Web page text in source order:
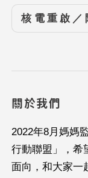
核電重啟／
關於我們
2022年8月媽媽
行動聯盟」，希
面向，和大家一